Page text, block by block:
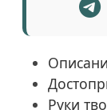
Руки